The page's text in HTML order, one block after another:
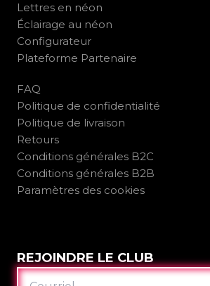
Lettres en néon
Éclairage au néon
Configurateur
Plateforme Partenaire
FAQ
Politique de confidentialité
Politique de livraison
Retours
Conditions générales B2C
Conditions générales B2B
Paramètres des cookies
REJOINDRE LE CLUB
COURRIEL